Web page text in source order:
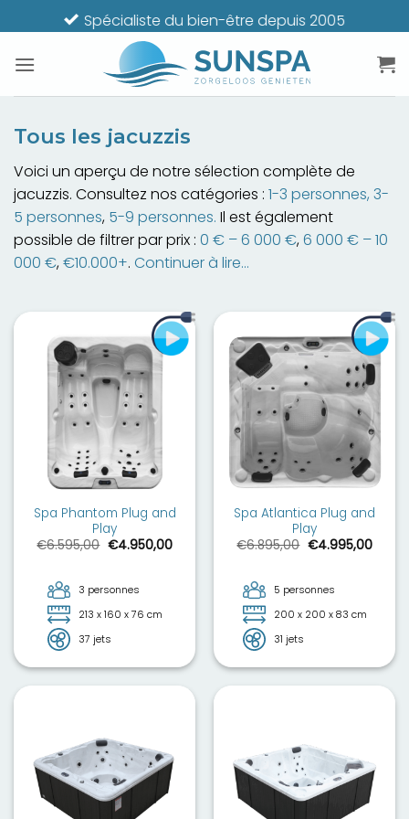
au
contenu
Spécialiste du bien-être depuis 2005
Tous les jacuzzis
Voici un aperçu de notre sélection complète de
jacuzzis. Consultez nos catégories : 1-3 personnes, 3-
5 personnes, 5-9 personnes. Il est également
possible de filtrer par prix : 0 € – 6 000 €,6 000 € – 10
000 €,€10.000+. Continuer à lire…
Spa Phantom Plug and
Play
€6.595,00 Le
€6.595,00.
€4.950,00Le
3 personnes
213 x 160 x 76 cm
37 jets
Spa Atlantica Plug and
Play
€6.895,00 Le
€6.895,00.
€4.995,00Le
5 personnes
200 x 200 x 83 cm
31 jets